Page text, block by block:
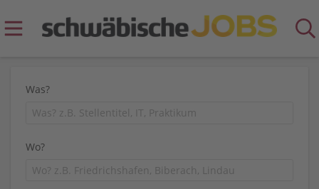
Was?
Wo?